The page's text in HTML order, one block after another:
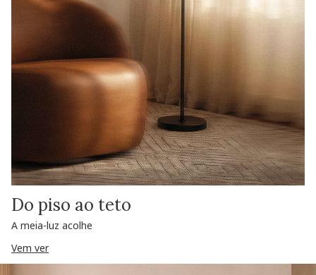
Do piso ao teto
A meia-luz acolhe
Vem ver